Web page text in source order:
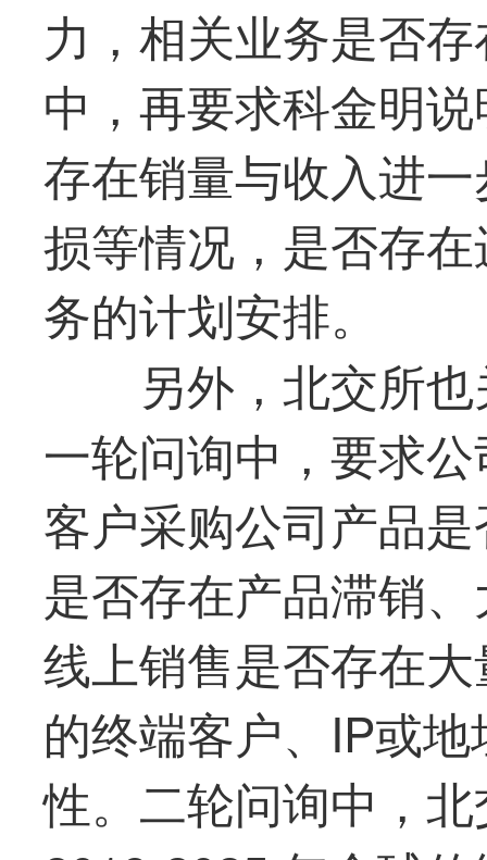
力，相关业务是否
中，再要求科金明
存在销量与收入进
损等情况，是否存
务的计划安排。
另外，北交所
一轮问询中，要求
客户采购公司产品
是否存在产品滞销
线上销售是否存在
的终端客户、IP或
性。二轮问询中，